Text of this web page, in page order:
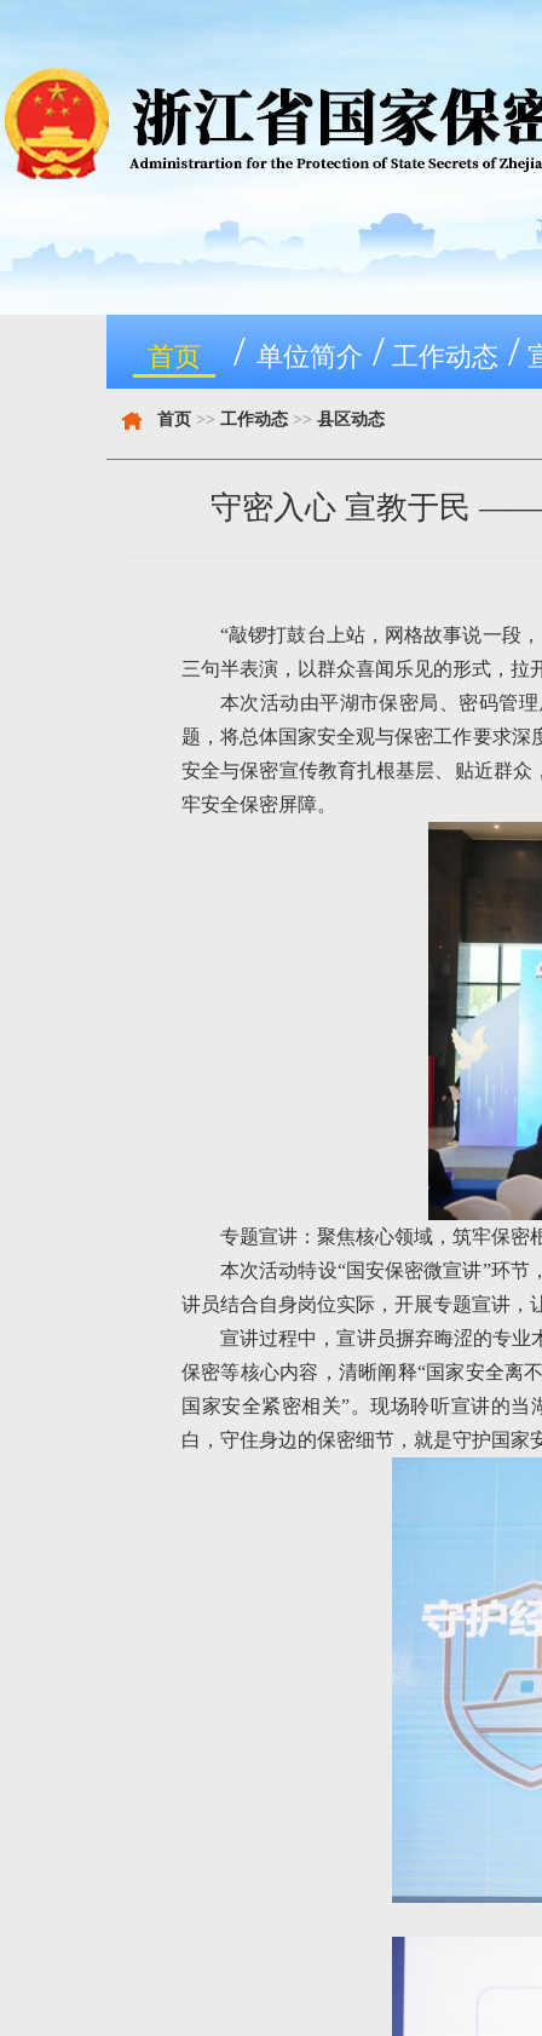
首页 / 单位简介 / 工作动态 /
首页 >> 工作动态 >> 县区动态
守密入心 宣教于民 ——
“敲锣打鼓台上站，网格故事说一段
三句半表演，以群众喜闻乐见的形式，
本次活动由平湖市保密局、密码管
题，将总体国家安全观与保密工作要求深
安全与保密宣传教育扎根基层、贴近群
牢安全保密屏障。
专题宣讲：聚焦核心领域，筑牢保密
本次活动特设“国安保密微宣讲”环
讲员结合自身岗位实际，开展专题宣讲，
宣讲过程中，宣讲员摒弃晦涩的专
保密等核心内容，清晰阐释“国家安全离
国家安全紧密相关”。现场聆听宣讲的
白，守住身边的保密细节，就是守护国家